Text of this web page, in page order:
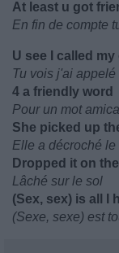
At least u got
En fin de compte
U see I called
Tu vois j'ai
4 a friendly word
Pour un mot
She picked up
Elle a décroché le
Dropped it on
Lâché sur le sol
(Sex, sex) is all I
(Sexe, sexe) est